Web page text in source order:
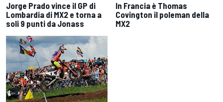
Jorge Prado vince il GP di
Lombardia di MX2 e torna a
soli 9 punti da Jonass
In Francia è Thomas
Covington il poleman della
MX2